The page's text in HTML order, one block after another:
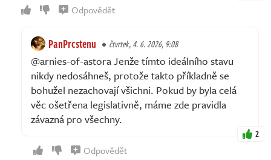
Odpovědět
PanPrcstenu čtvrtek, 4. 6. 2026, 9:08
@arnies-of-astora Jenže tímto ideálního stavu
nikdy nedosáhneš, protože takto příkladně se
bohužel nezachovají všichni. Pokud by byla celá
věc ošetřena legislativně, máme zde pravidla
závazná pro všechny.
2
Odpovědět